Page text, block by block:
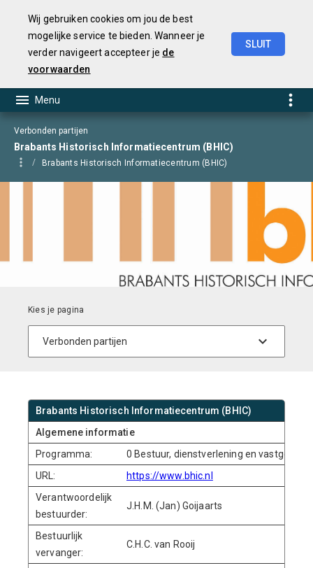
Wij gebruiken cookies om jou de best
mogelijke service te bieden. Wanneer je
verder navigeert accepteer je de
voorwaarden
SLUIT
Verbonden partijen
Brabants Historisch Informatiecentrum (BHIC)
Brabants Historisch Informatiecentrum (BHIC)
Brabants Historisch Informatiecentrum (BHIC)
Algemene informatie
Programma:
0 Bestuur, dienstverlening en vastgoed
URL:
https://www.bhic.nl
Verantwoordelijk
bestuurder:
J.H.M. (Jan) Goijaarts
Bestuurlijk
vervanger:
C.H.C. van Rooij